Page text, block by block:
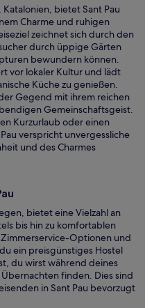
bietet Sant Pau
Charme und ruhigen
zeichnet sich durch den
durch üppige Gärten
bewundern können.
vor lokaler Kultur und lädt
Küche zu genießen.
Gegend mit ihrem reichen
Gemeinschaftsgeist.
Kurzurlaub oder einen
verspricht unvergessliche
und des Charmes
bietet eine Vielzahl an
bis hin zu komfortablen
Optionen und
ein preisgünstiges Hostel
du wirst während deines
finden. Dies sind
in Sant Pau bevorzugt